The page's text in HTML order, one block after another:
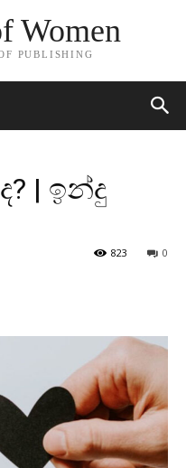
Women
PUBLISHING
| ඉන්දු
0
823